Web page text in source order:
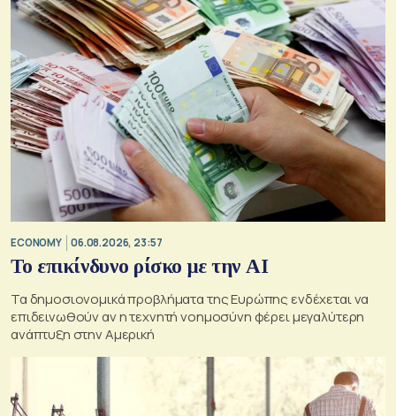
ECONOMY 06.08.2026, 23:57
Το επικίνδυνο ρίσκο με την ΑΙ
Τα δημοσιονομικά προβλήματα της Ευρώπης ενδέχεται να
επιδεινωθούν αν η τεχνητή νοημοσύνη φέρει μεγαλύτερη
ανάπτυξη στην Αμερική